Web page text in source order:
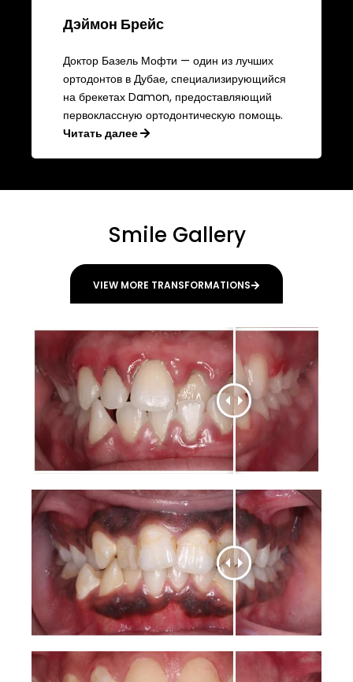
Дэймон Брейс
Доктор Базель Мофти — один из лучших
ортодонтов в Дубае, специализирующийся
на брекетах Damon, предоставляющий
первоклассную ортодонтическую помощь.
Читать далее
Smile Gallery
VIEW MORE TRANSFORMATIONS